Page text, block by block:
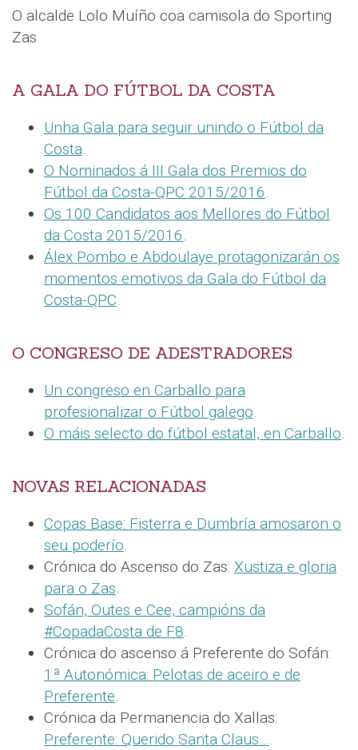
O alcalde Lolo Muíño coa camisola do Sporting
Zas
A GALA DO FÚTBOL DA COSTA
Unha Gala para seguir unindo o Fútbol da
Costa.
O Nominados á III Gala dos Premios do
Fútbol da Costa-QPC 2015/2016.
Os 100 Candidatos aos Mellores do Fútbol
da Costa 2015/2016.
Álex Pombo e Abdoulaye protagonizarán os
momentos emotivos da Gala do Fútbol da
Costa-QPC.
O CONGRESO DE ADESTRADORES
Un congreso en Carballo para
profesionalizar o Fútbol galego.
O máis selecto do fútbol estatal, en Carballo.
NOVAS RELACIONADAS
Copas Base: Fisterra e Dumbría amosaron o
seu poderío.
Crónica do Ascenso do Zas: Xustiza e gloria
para o Zas.
Sofán, Outes e Cee, campións da
#CopadaCosta de F8.
Crónica do ascenso á Preferente do Sofán:
1ª Autonómica: Pelotas de aceiro e de
Preferente.
Crónica da Permanencia do Xallas:
Preferente: Querido Santa Claus….